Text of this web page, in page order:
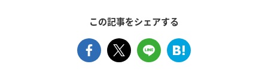
この記事をシェアする